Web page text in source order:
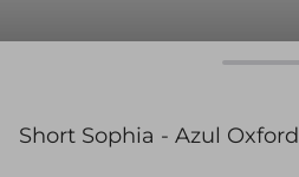
Short Sophia - Azul Oxford